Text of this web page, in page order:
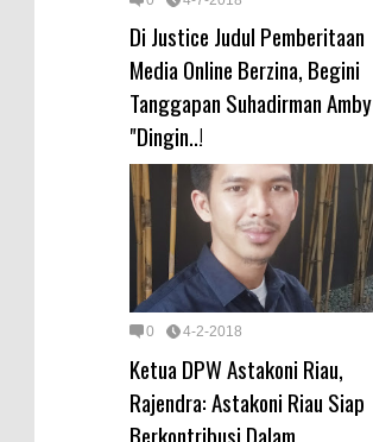
Di Justice Judul Pemberitaan
Media Online Berzina, Begini
Tanggapan Suhadirman Amby
"Dingin..!
0 4-2-2018
Ketua DPW Astakoni Riau,
Rajendra: Astakoni Riau Siap
Berkontribusi Dalam